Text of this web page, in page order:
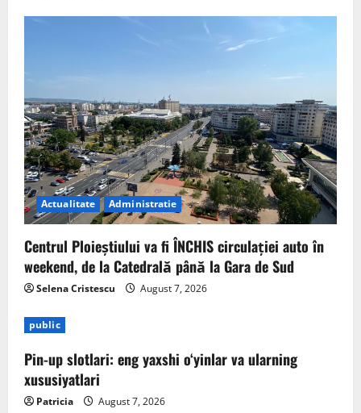
Actualitate Administratie
Centrul Ploieștiului va fi ÎNCHIS circulației auto în
weekend, de la Catedrală până la Gara de Sud
Selena Cristescu August 7, 2026
public
Pin-up slotlari: eng yaxshi o‘yinlar va ularning
xususiyatlari
Patricia August 7, 2026